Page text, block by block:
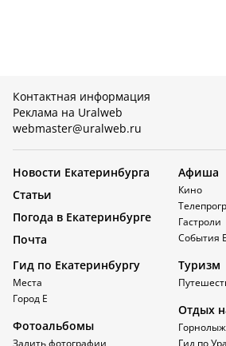
Контактная информация
Реклама на Uralweb
webmaster@uralweb.ru
Новости Екатеринбурга
Статьи
Погода в Екатеринбурге
Почта
Афиша
Кино
Гастроли
События
Гид по Екатеринбургу
Места
Город Е
Фотоальбомы
Залить фотографии
Туризм
Отдых
Гид по